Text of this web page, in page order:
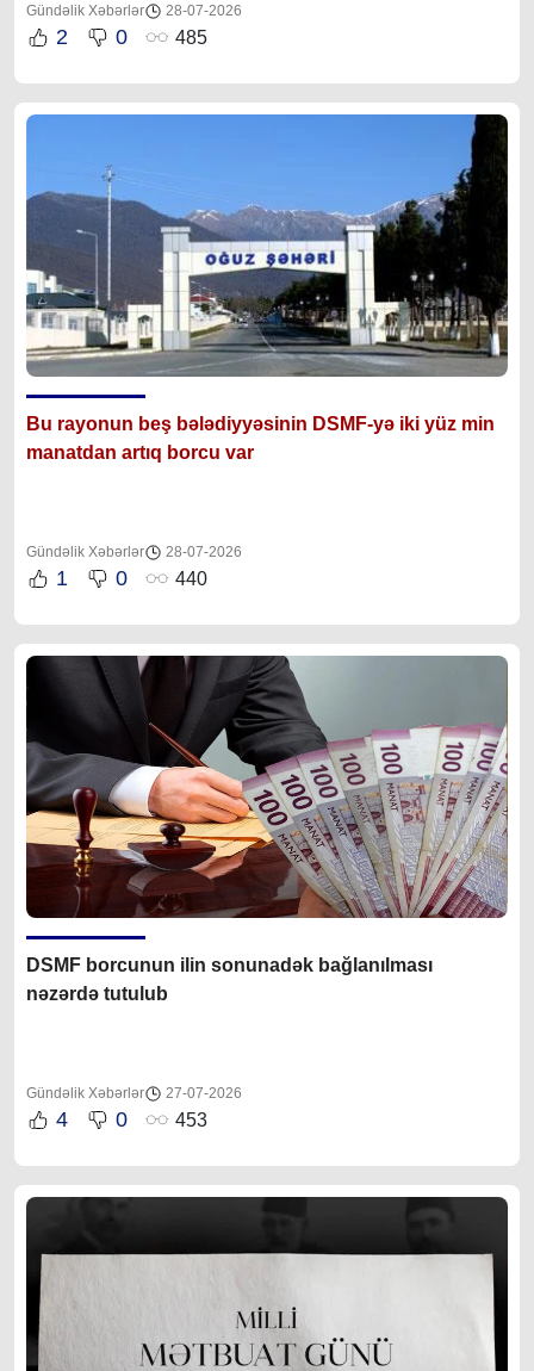
Gündəlik Xəbərlər 28-07-2026
2 0 485
Bu rayonun beş bələdiyyəsinin DSMF-yə iki yüz min
manatdan artıq borcu var
Gündəlik Xəbərlər 28-07-2026
1 0 440
DSMF borcunun ilin sonunadək bağlanılması
nəzərdə tutulub
Gündəlik Xəbərlər 27-07-2026
4 0 453